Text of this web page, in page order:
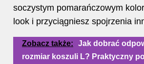
soczystym pomarańczowym
look i przyciągniesz spojrzenia
Zobacz także:
Jak dobrać
rozmiar koszuli L? Praktyczny